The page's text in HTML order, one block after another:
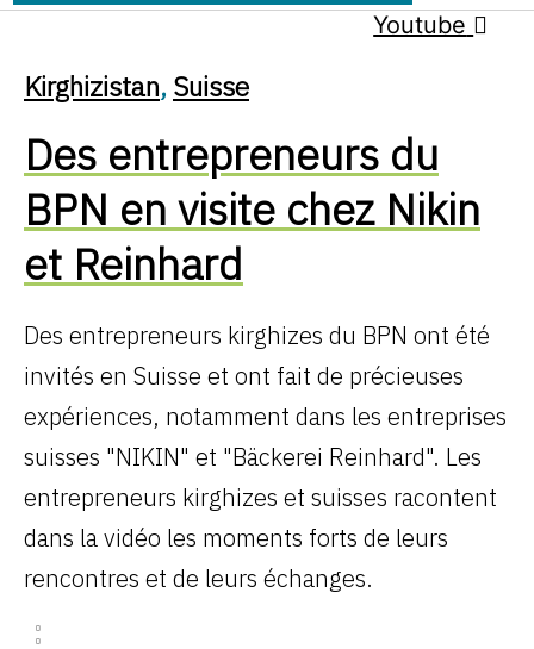
Youtube
Kirghizistan, Suisse
Des entrepreneurs du
BPN en visite chez Nikin
et Reinhard
Des entrepreneurs kirghizes du BPN ont été
invités en Suisse et ont fait de précieuses
expériences, notamment dans les entreprises
suisses "NIKIN" et "Bäckerei Reinhard". Les
entrepreneurs kirghizes et suisses racontent
dans la vidéo les moments forts de leurs
rencontres et de leurs échanges.